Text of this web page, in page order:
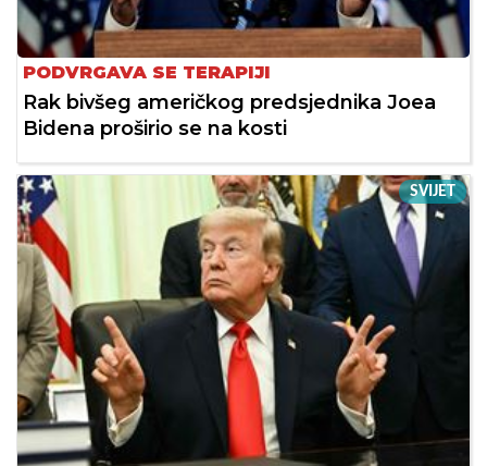
PODVRGAVA SE TERAPIJI
Rak bivšeg američkog predsjednika Joea
Bidena proširio se na kosti
SVIJET